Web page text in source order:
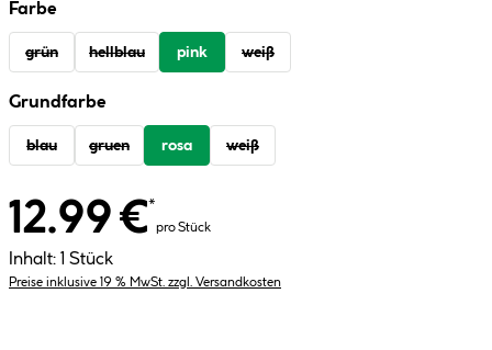
Farbe
grün hellblau pink weiß
Grundfarbe
blau gruen rosa weiß
12.99 €*
pro Stück
Inhalt: 1 Stück
Preise inklusive 19 % MwSt. zzgl. Versandkosten